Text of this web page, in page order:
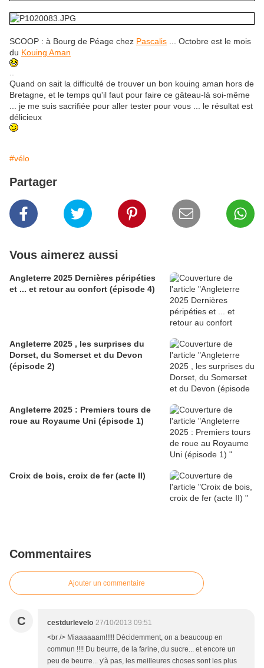
SCOOP : à Bourg de Péage chez Pascalis ... Octobre est le mois
du Kouing Aman
Quand on sait la difficulté de trouver un bon kouing aman hors de
Bretagne, et le temps qu'il faut pour faire ce gâteau-là soi-même
... je me suis sacrifiée pour aller tester pour vous ... le résultat est
délicieux
#vélo
Partager
Vous aimerez aussi
Angleterre 2025 Dernières péripéties
et ... et retour au confort (épisode 4)
Angleterre 2025 , les surprises du
Dorset, du Somerset et du Devon
(épisode 2)
Angleterre 2025 : Premiers tours de
roue au Royaume Uni (épisode 1)
Croix de bois, croix de fer (acte II)
Commentaires
Ajouter un commentaire
C cestdurlevelo 27/10/2013 09:51
<br /> Miaaaaaam!!!!! Décidemment, on a beaucoup en
commun !!!! Du beurre, de la farine, du sucre... et encore un
peu de beurre... y'à pas, les meilleures choses sont les plus